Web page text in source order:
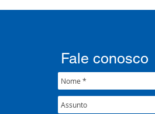
formação sobre saúde
crise climática
Fale conosco